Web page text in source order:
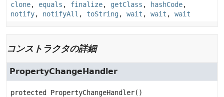
clone, equals , finalize, getClass , hashCode,
notify, notifyAll , toString, wait , wait , wait
コンストラクタの詳細
PropertyChangeHandler
protected PropertyChangeHandler()